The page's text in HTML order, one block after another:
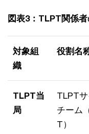
図表3：TLPT関係
対象組
織
役割名
TLPT当
局
TLPT
チーム
T）